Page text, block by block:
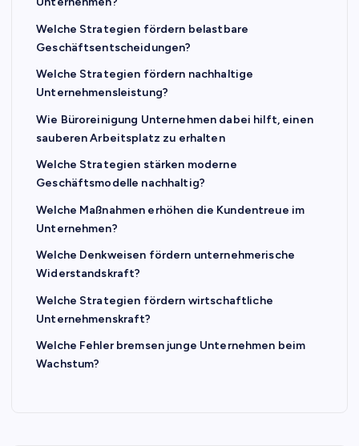
Welche Strategien fördern belastbare
Geschäftsentscheidungen?
Welche Strategien fördern nachhaltige
Unternehmensleistung?
Wie Büroreinigung Unternehmen dabei hilft, einen
sauberen Arbeitsplatz zu erhalten
Welche Strategien stärken moderne
Geschäftsmodelle nachhaltig?
Welche Maßnahmen erhöhen die Kundentreue im
Unternehmen?
Welche Denkweisen fördern unternehmerische
Widerstandskraft?
Welche Strategien fördern wirtschaftliche
Unternehmenskraft?
Welche Fehler bremsen junge Unternehmen beim
Wachstum?